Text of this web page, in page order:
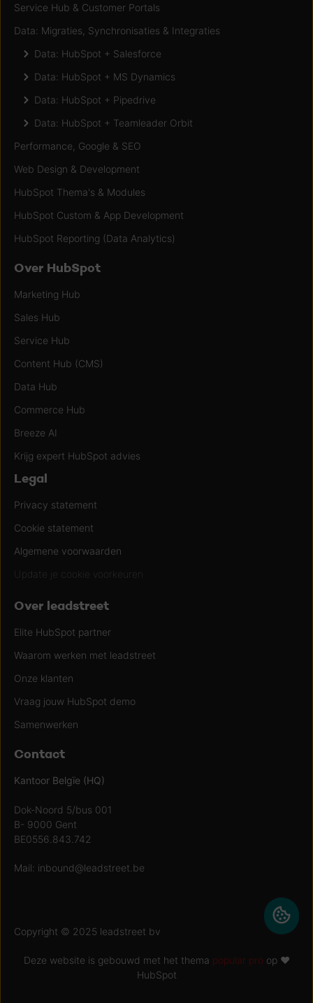
Service Hub & Customer Portals
Data: Migraties, Synchronisaties & Integraties
Data: HubSpot + Salesforce
Data: HubSpot + MS Dynamics
Data: HubSpot + Pipedrive
Data: HubSpot + Teamleader Orbit
Performance, Google & SEO
Web Design & Development
HubSpot Thema's & Modules
HubSpot Custom & App Development
HubSpot Reporting (Data Analytics)
Over HubSpot
Marketing Hub
Sales Hub
Service Hub
Content Hub (CMS)
Data Hub
Commerce Hub
Breeze AI
Krijg expert HubSpot advies
Legal
Privacy statement
Cookie statement
Algemene voorwaarden
Update je cookie voorkeuren
Over leadstreet
Elite HubSpot partner
Waarom werken met leadstreet
Onze klanten
Vraag jouw HubSpot demo
Samenwerken
Contact
Kantoor Belgïe (HQ)
Dok-Noord 5/bus 001
B- 9000 Gent
BE0556.843.742
Mail: inbound@leadstreet.be
Copyright © 2025 leadstreet bv
Deze website is gebouwd met het thema popular pro op ♥
HubSpot